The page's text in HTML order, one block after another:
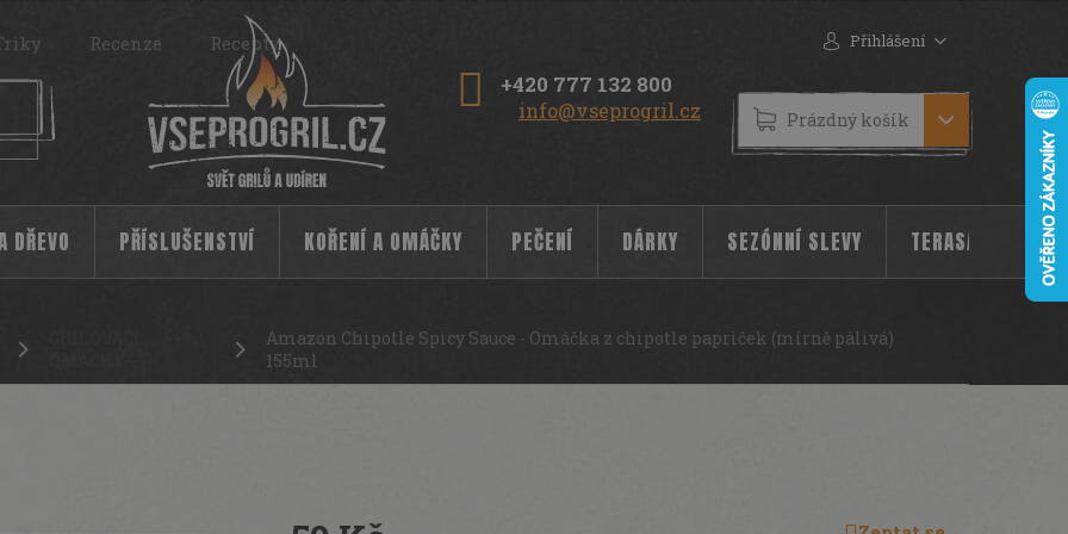
+420 777 132 800
info@vseprogril.cz
Recenze Recepty Přihlášení
NÁKUPNÍ
KOŠÍK
Prázdný košík
DŘEVO PŘÍSLUŠENSTVÍ KOŘENÍ A OMÁČKY PEČENÍ DÁRKY SEZÓNNÍ SLEVY TERASA
Amazon Chipotle Spicy Sauce - Omáčka z chipotle papriček (mírně pálivá)
155ml